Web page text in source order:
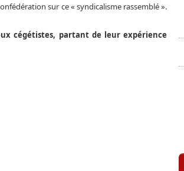
sur ce « syndicalisme rassemblé ».
cégétistes, partant de leur expérience